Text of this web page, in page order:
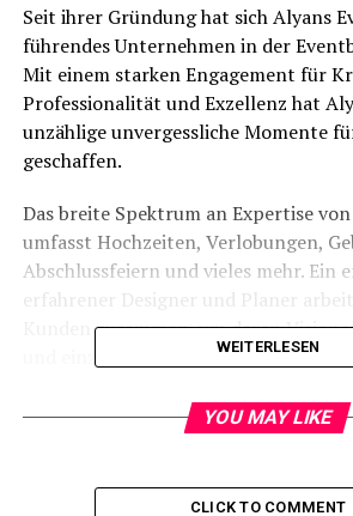
Seit ihrer Gründung hat sich Alyans
führendes Unternehmen in der
Mit einem starken Engagement für
Professionalität und Exzellenz hat
unzählige unvergessliche Momente
geschaffen.
Das breite Spektrum an Expertise
umfasst Hochzeiten, Verlobungen,
Abschlussfeiern und vieles mehr. Ein
erfahrener Designer und Planer
Kunden zusammen, um deren
und einzigartige Dekorationen und
Ein herausragendes Merkmal von
bieten maßgeschneiderte
WEITERLESEN
YOU MAY LIKE
CLICK TO COMMENT